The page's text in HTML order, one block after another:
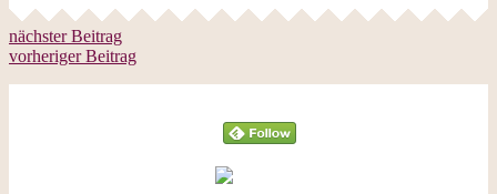
nächster Beitrag
vorheriger Beitrag